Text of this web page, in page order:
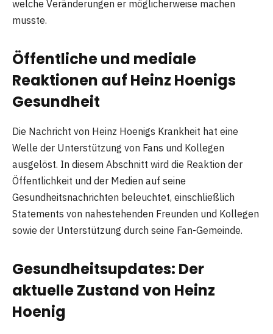
welche Veränderungen er möglicherweise machen
musste.
Öffentliche und mediale
Reaktionen auf Heinz Hoenigs
Gesundheit
Die Nachricht von Heinz Hoenigs Krankheit hat eine
Welle der Unterstützung von Fans und Kollegen
ausgelöst. In diesem Abschnitt wird die Reaktion der
Öffentlichkeit und der Medien auf seine
Gesundheitsnachrichten beleuchtet, einschließlich
Statements von nahestehenden Freunden und Kollegen
sowie der Unterstützung durch seine Fan-Gemeinde.
Gesundheitsupdates: Der
aktuelle Zustand von Heinz
Hoenig